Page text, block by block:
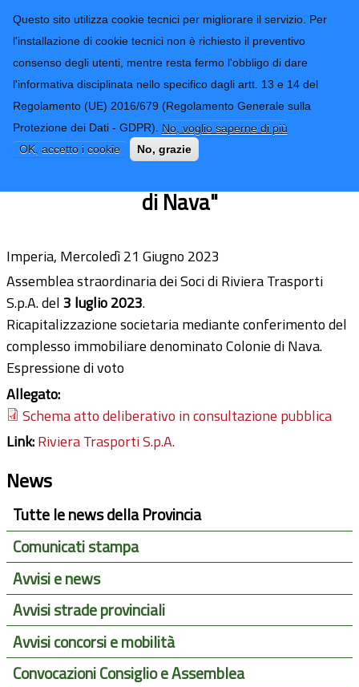
Questo sito utilizza cookie tecnici per migliorare il servizio. Per
l'installazione di cookie tecnici non è richiesto il preventivo
consenso degli utenti, mentre resta fermo l'obbligo di dare
l'informativa disciplinata nello specifico dagli artt. 13 e 14 del
Regolamento (UE) 2016/679 (Regolamento Generale sulla
Protezione dei Dati - GDPR). No, voglio saperne di più
OK, accetto i cookie
No, grazie
Provincia di
Imperia
CONTATTI-URP
TRASPARENZA
Form di ricerca
Consultazione pubblica per
ricapitalizzazione di R.T. SpA mediante
di Nava"
Imperia, Mercoledì 21 Giugno 2023
Assemblea straordinaria dei Soci di Riviera Trasporti
S.p.A. del3 luglio 2023.
Ricapitalizzazione societaria mediante conferimento del
complesso immobiliare denominato Colonie di Nava.
Espressione di voto
Allegato:
Schema atto deliberativo in consultazione pubblica
Link:Riviera Trasporti S.p.A.
News
Tutte le news della Provincia
Comunicati stampa
Avvisi e news
Avvisi strade provinciali
Avvisi concorsi e mobilità
Convocazioni Consiglio e Assemblea